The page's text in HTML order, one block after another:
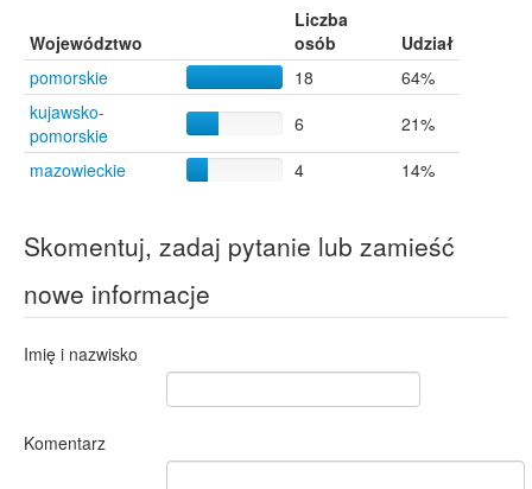
Województwo
Liczba
osób
Udział
pomorskie
18
64%
kujawsko-
pomorskie
6
21%
mazowieckie
4 14%
Skomentuj, zadaj pytanie lub zamieść
nowe informacje
Imię i nazwisko
Komentarz